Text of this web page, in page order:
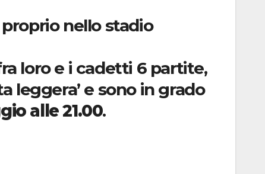
nello stadio
loro e i cadetti 6 partite,
leggera’ e sono in grado
alle 21.00.